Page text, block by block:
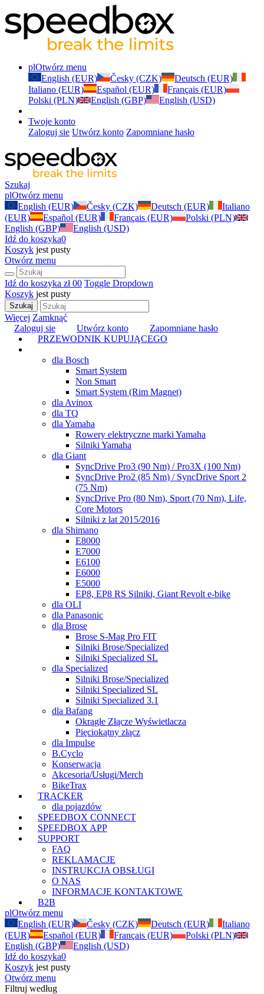
plOtwórz menu
English (EUR)
Česky (CZK)
Deutsch (EUR)
Italiano (EUR)
Español (EUR)
Français (EUR)
Polski (PLN)
English (GBP) English (USD)
Twoje konto
Zaloguj sie Utwórz konto Zapomniane hasło
Szukaj
plOtwórz menu
English (EUR)
Česky (CZK) Deutsch (EUR)
Italiano
(EUR)
Español (EUR) Français (EUR)
Polski (PLN)
English (GBP)
English (USD)
Idź do koszyka0
Koszyk jest pusty
Otwórz menu
Idź do koszyka zł 00 Toggle Dropdown
Koszyk jest pusty
Szukaj
Więcej Zamknąć
Zaloguj sie
Utwórz konto
Zapomniane hasło
PRZEWODNIK KUPUJĄCEGO
dla Bosch
Smart System
Non Smart
Smart System (Rim Magnet)
dla Avinox
dla TQ
dla Yamaha
Rowery elektryczne marki Yamaha
Silniki Yamaha
dla Giant
SyncDrive Pro3 (90 Nm) / Pro3X (100 Nm)
SyncDrive Pro2 (85 Nm) / SyncDrive Sport 2
(75 Nm)
SyncDrive Pro (80 Nm), Sport (70 Nm), Life,
Core Motors
Silniki z lat 2015/2016
dla Shimano
E8000
E7000
E6100
E6000
E5000
EP8, EP8 RS Silniki, Giant Revolt e-bike
dla OLI
dla Panasonic
dla Brose
Brose S-Mag Pro FIT
Silniki Brose/Specialized
Silniki Specialized SL
dla Specialized
Silniki Brose/Specialized
Silniki Specialized SL
Silniki Specialized 3.1
dla Bafang
Okrągłe Złącze Wyświetlacza
Pięciokątny złącz
dla Impulse
B.Cyclo
Konserwacja
Akcesoria/Usługi/Merch
BikeTrax
TRACKER
dla pojazdów
SPEEDBOX CONNECT
SPEEDBOX APP
SUPPORT
FAQ
REKLAMACJE
INSTRUKCJA OBSŁUGI
O NAS
INFORMACJE KONTAKTOWE
B2B
plOtwórz menu
English (EUR)
Česky (CZK) Deutsch (EUR)
Italiano
(EUR)
Español (EUR) Français (EUR)
Polski (PLN)
English (GBP)
English (USD)
Idź do koszyka0
Koszyk jest pusty
Otwórz menu
Filtruj według